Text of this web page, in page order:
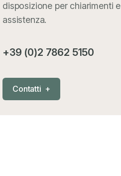
disposizione per chiarimenti e
assistenza.
+39 (0)2 7862 5150
Contatti +